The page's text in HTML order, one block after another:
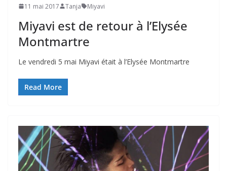
11 mai 2017 Tanja Miyavi
Miyavi est de retour à l’Elysée
Montmartre
Le vendredi 5 mai Miyavi était à l’Elysée Montmartre
Read More